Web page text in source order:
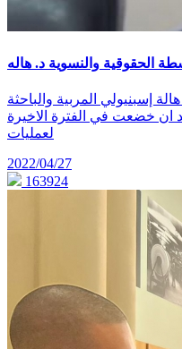
الاثنين 25.4 عنا د. هالة إسبنيولي المربية والباحثة
ان خضعت في الفترة الاخيرة
لعمليات
2022/04/27
163924